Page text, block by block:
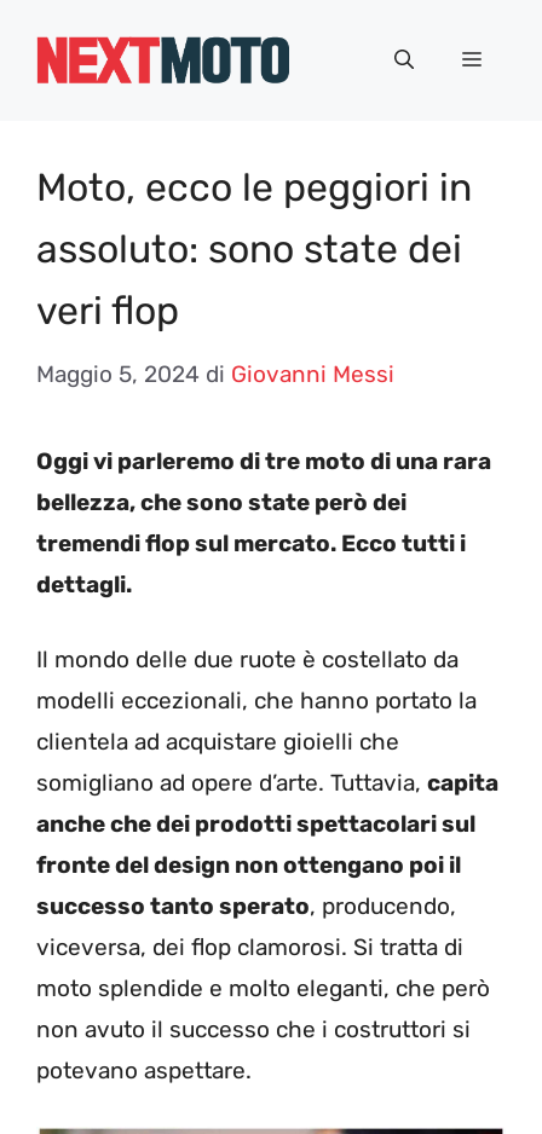
Menu
Moto, ecco le peggiori in
assoluto: sono state dei
veri flop
Maggio 5, 2024 di Giovanni Messi
Oggi vi parleremo di tre moto di una rara
bellezza, che sono state però dei
tremendi flop sul mercato. Ecco tutti i
dettagli.
Il mondo delle due ruote è costellato da
modelli eccezionali, che hanno portato la
clientela ad acquistare gioielli che
somigliano ad opere d’arte. Tuttavia, capita
anche che dei prodotti spettacolari sul
fronte del design non ottengano poi il
successo tanto sperato, producendo,
viceversa, dei flop clamorosi. Si tratta di
moto splendide e molto eleganti, che però
non avuto il successo che i costruttori si
potevano aspettare.